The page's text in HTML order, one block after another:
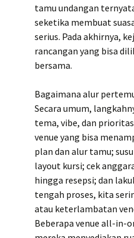
tamu undangan
seketika membuat
serius. Pada akhirnya,
rancangan yang bisa
bersama.
Bagaimana alur
Secara umum,
tema, vibe, dan
venue yang bisa
plan dan alur tamu;
layout kursi; cek
hingga resepsi; dan
tengah proses, kita
atau keterlambatan
Beberapa venue all-in-